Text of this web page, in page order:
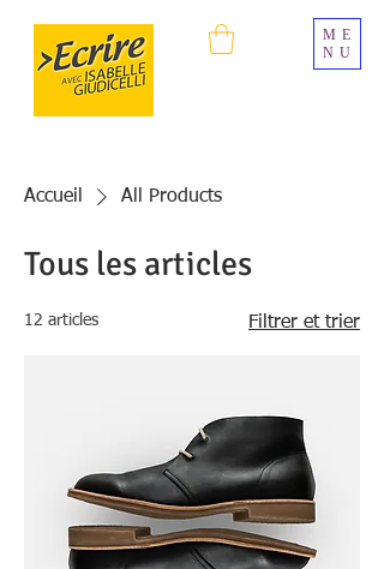
ME
NU
Accueil All Products
Tous les articles
12 articles Filtrer et trier